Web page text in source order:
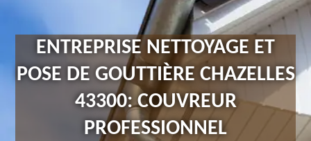
ENTREPRISE NETTOYAGE ET
POSE DE GOUTTIÈRE CHAZELLES
43300: COUVREUR
PROFESSIONNEL